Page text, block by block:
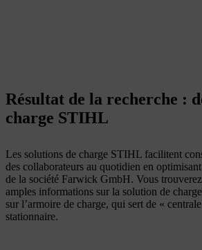
Résultat de la recherche :
charge STIHL
Les solutions de charge STIHL facilitent
des collaborateurs au quotidien en
de la société Farwick GmbH. Vous
amples informations sur la solution de
sur l’armoire de charge, qui sert de «
stationnaire.